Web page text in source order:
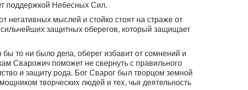
поддержкой Небесных Сил.
мыслей и стойко стоят на страже от
защитных оберегов, который защищает
бы то ни было дела, оберег избавит от сомнений и
Сварожич поможет не свернуть с правильного
и защиту рода. Бог Сварог был творцом земной
творческих людей и тех, чья деятельность